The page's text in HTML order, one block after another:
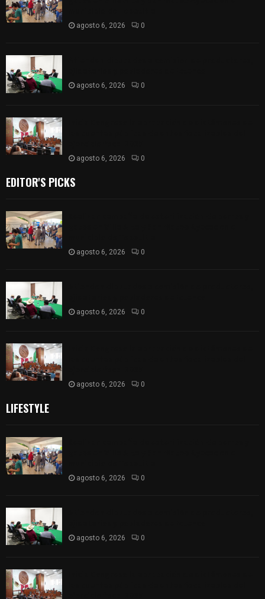
agosto 6, 2026 0
agosto 6, 2026 0
agosto 6, 2026 0
EDITOR'S PICKS
agosto 6, 2026 0
agosto 6, 2026 0
agosto 6, 2026 0
LIFESTYLE
agosto 6, 2026 0
agosto 6, 2026 0